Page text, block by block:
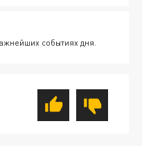
событиях дня.